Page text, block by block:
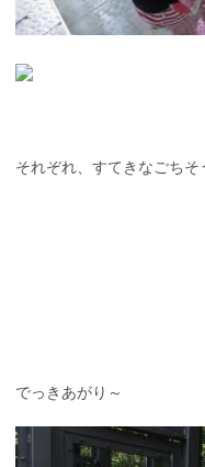
それぞれ、すてきなごち
でっきあがり～